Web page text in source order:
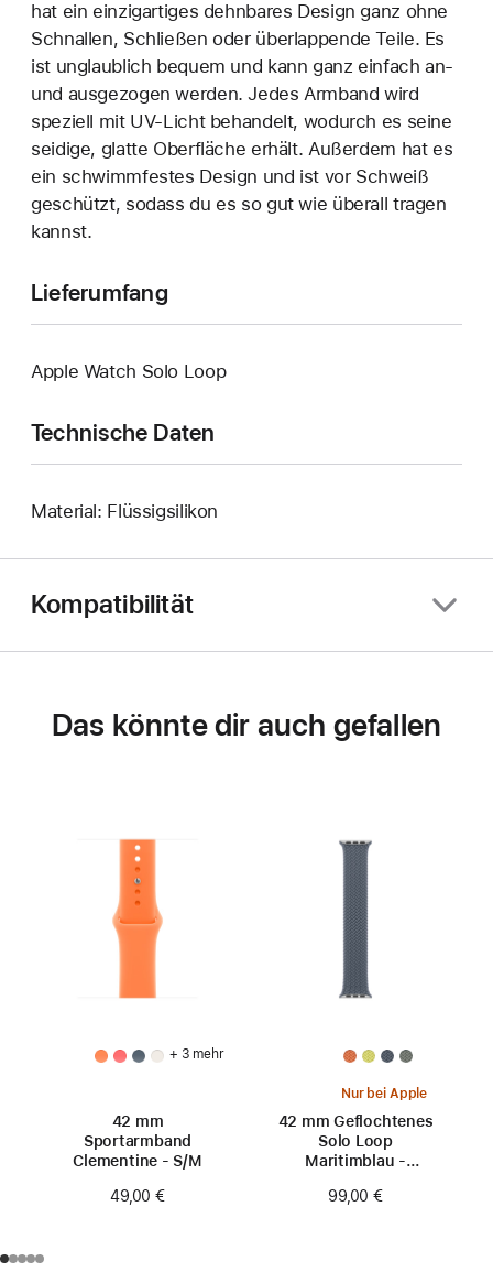
hat ein einzigartiges dehn­bares Design ganz ohne
Schnallen, Schließen oder überlappende Teile. Es
ist unglaublich bequem und kann ganz einfach an‑
und ausgezogen werden. Jedes Armband wird
speziell mit UV-Licht behandelt, wodurch es seine
seidige, glatte Oberfläche erhält. Außerdem hat es
ein schwimmfestes Design und ist vor Schweiß
geschützt, sodass du es so gut wie überall tragen
kannst.
Lieferumfang
Apple Watch Solo Loop
Technische Daten
Material: Flüssigsilikon
Kompatibilität
Das könnte dir auch gefallen
+ 3 mehr
42 mm
Sportarmband
Clementine - S/M
49,00 €
Nur bei Apple
42 mm Geflochtenes
Solo Loop
Maritimblau -
99,00 €